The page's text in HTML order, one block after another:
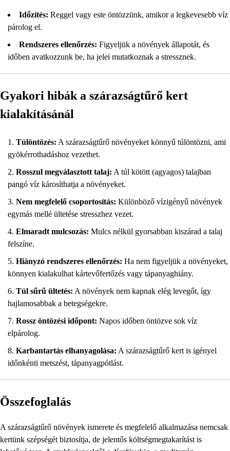
Időzítés: Reggel vagy este öntözzünk, amikor a legkevesebb víz
párolog el.
Rendszeres ellenőrzés: Figyeljük a növények állapotát, és
időben avatkozzunk be, ha jelei mutatkoznak a stressznek.
Gyakori hibák a szárazságtűrő kert
kialakításánál
Túlöntözés: A szárazságtűrő növényeket könnyű túlöntözni, ami
gyökérrothadáshoz vezethet.
Rosszul megválasztott talaj: A túl kötött (agyagos) talajban
pangó víz károsíthatja a növényeket.
Nem megfelelő csoportosítás: Különböző vízigényű növények
egymás mellé ültetése stresszhez vezet.
Elmaradt mulcsozás: Mulcs nélkül gyorsabban kiszárad a talaj
felszíne.
Hiányzó rendszeres ellenőrzés: Ha nem figyeljük a növényeket,
könnyen kialakulhat kártevőfertőzés vagy tápanyaghiány.
Túl sűrű ültetés: A növények nem kapnak elég levegőt, így
hajlamosabbak a betegségekre.
Rossz öntözési időpont: Napos időben öntözve sok víz
elpárolog.
Karbantartás elhanyagolása: A szárazságtűrő kert is igényel
időnkénti metszést, tápanyagpótlást.
Összefoglalás
A szárazságtűrő növények ismerete és megfelelő alkalmazása nemcsak
kertünk szépségét biztosítja, de jelentős költségmegtakarítást is